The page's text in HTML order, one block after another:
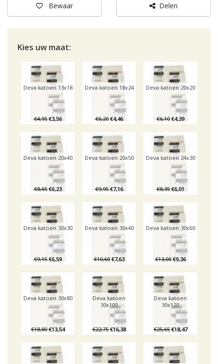
Bewaar Delen
Kies uw maat:
Deva katoen 13x18
€4,95 €3,56
Deva katoen 18x24
€6,20 €4,46
Deva katoen 20x20
€6,10 €4,39
Deva katoen 20x40
€8,65 €6,23
Deva katoen 20x50
€9,95 €7,16
Deva katoen 24x30
€8,35 €6,01
Deva katoen 30x30
€9,15 €6,59
Deva katoen 30x40
€10,60 €7,63
Deva katoen 30x60
€13,00 €9,36
Deva katoen 30x80
€18,80 €13,54
Deva katoen
30x100
€22,75 €16,38
Deva katoen
30x120
€25,65 €18,47